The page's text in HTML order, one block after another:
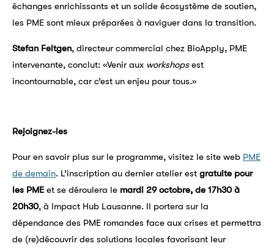
échanges enrichissants et un solide écosystème de soutien,
les PME sont mieux préparées à naviguer dans la transition.
Stefan Feltgen, directeur commercial chez BioApply, PME
intervenante, conclut: «Venir aux workshopsest
incontournable, car c’est un enjeu pour tous.»
Rejoignez-les
Pour en savoir plus sur le programme, visitez le site web PME
de demain. L’inscription au dernier atelier est gratuite pour
les PME et se déroulera le mardi 29 octobre, de 17h30 à
20h30, à Impact Hub Lausanne. Il portera sur la
dépendance des PME romandes face aux crises et permettra
de (re)découvrir des solutions locales favorisant leur